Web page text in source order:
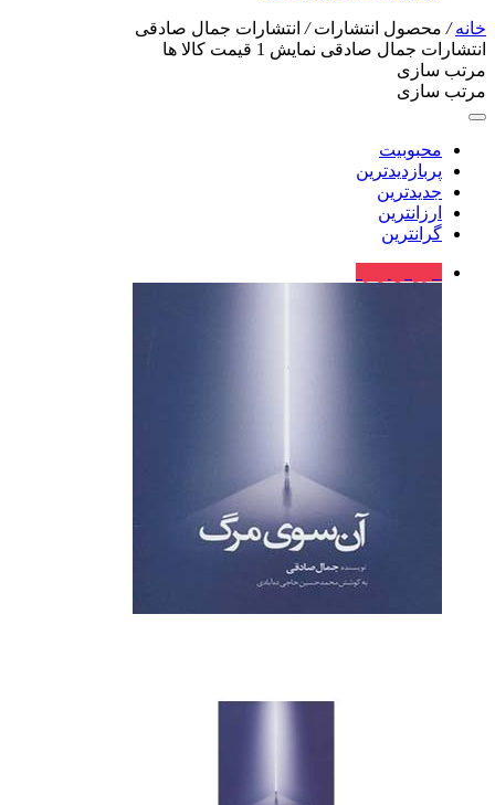
خانه/ محصول انتشارات/ انتشارات جمال صادقی
انتشارات جمال صادقی نمایش 1 قیمت کالا ها
مرتب سازی
مرتب سازی
محبوبیت
پربازدیدترین
جدیدترین
ارزانترین
گرانترین